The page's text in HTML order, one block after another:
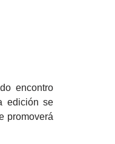
encontro
edición se
promoverá